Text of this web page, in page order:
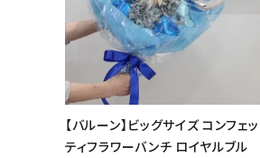
【バルーン】ビッグサイズ コンフェッ
ティフラワーバンチ ロイヤルブル